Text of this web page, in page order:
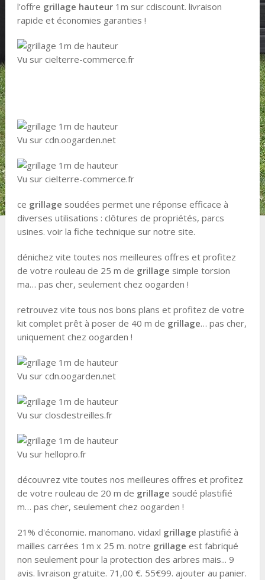
l'offre grillage hauteur1m sur cdiscount. livraison
rapide et économies garanties !
Vu sur cielterre-commerce.fr
Vu sur cdn.oogarden.net
Vu sur cielterre-commerce.fr
ce grillage soudées permet une réponse efficace à
diverses utilisations : clôtures de propriétés, parcs
usines. voir la fiche technique sur notre site.
dénichez vite toutes nos meilleures offres et profitez
de votre rouleau de 25 m de grillage simple torsion
ma… pas cher, seulement chez oogarden !
retrouvez vite tous nos bons plans et profitez de votre
kit complet prêt à poser de 40 m de grillage… pas cher,
uniquement chez oogarden !
Vu sur cdn.oogarden.net
Vu sur closdestreilles.fr
Vu sur hellopro.fr
découvrez vite toutes nos meilleures offres et profitez
de votre rouleau de 20 m de grillage soudé plastifié
m… pas cher, seulement chez oogarden !
21% d'économie. manomano. vidaxl grillage plastifié à
mailles carrées 1m x 25 m. notre grillage est fabriqué
non seulement pour la protection des arbres mais... 9
avis. livraison gratuite. 71,00 €. 55€99. ajouter au panier.